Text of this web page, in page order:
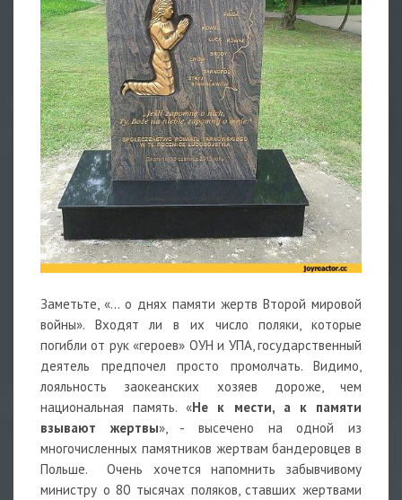
Заметьте, «… о днях памяти жертв Второй мировой
войны». Входят ли в их число поляки, которые
погибли от рук «героев» ОУН и УПА, государственный
деятель предпочел просто промолчать. Видимо,
лояльность заокеанских хозяев дороже, чем
национальная память. «Не к мести, а к памяти
взывают жертвы», - высечено на одной из
многочисленных памятников жертвам бандеровцев в
Польше. Очень хочется напомнить забывчивому
министру о 80 тысячах поляков, ставших жертвами